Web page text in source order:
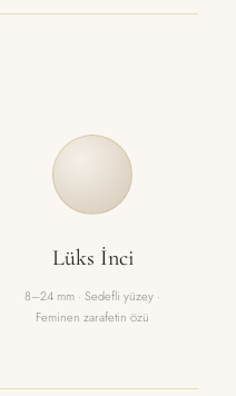
Lüks İnci
8–24 mm · Sedefli yüzey ·
Feminen zarafetin özü